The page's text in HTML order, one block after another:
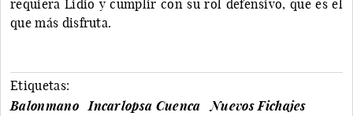
requiera Lidio y cumplir con su rol defensivo, que es el
que más disfruta.
Etiquetas:
Balonmano
Incarlopsa Cuenca
Nuevos Fichajes